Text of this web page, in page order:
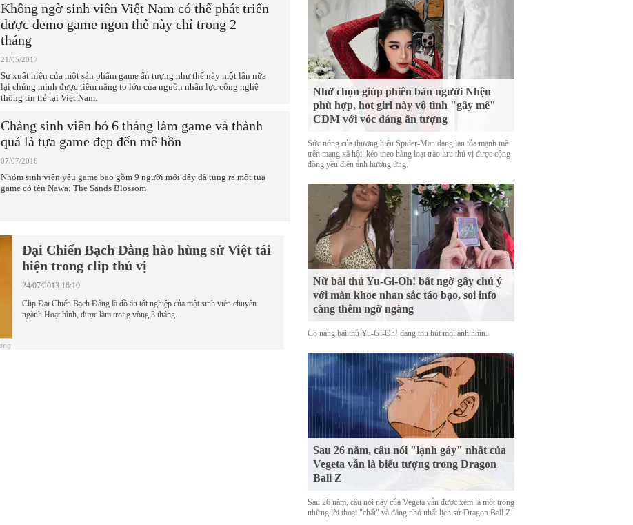
Không ngờ sinh viên Việt Nam có thể phát triển
được demo game ngon thế này chỉ trong 2
tháng
21/05/2017
Sự xuất hiện của một sản phẩm game ấn tượng như thế này một lần nữa
lại chứng minh được tiềm năng to lớn của nguồn nhân lực công nghệ
thông tin trẻ tại Việt Nam.
Chàng sinh viên bỏ 6 tháng làm game và thành
quả là tựa game đẹp đến mê hồn
07/07/2016
Nhóm sinh viên yêu game bao gồm 9 người mới đây đã tung ra một tựa
game có tên Nawa: The Sands Blossom
Đại Chiến Bạch Đằng hào hùng sử Việt tái
hiện trong clip thú vị
24/07/2013 16:10
Clip Đại Chiến Bạch Đằng là đồ án tốt nghiệp của một sinh viên chuyên
ngành Hoạt hình, được làm trong vòng 3 tháng.
Nhờ chọn giúp phiên bản người Nhện
phù hợp, hot girl này vô tình "gây mê"
CĐM với vóc dáng ấn tượng
Sức nóng của thương hiệu Spider-Man đang lan tỏa mạnh mẽ
trên mạng xã hội, kéo theo hàng loạt trào lưu thú vị được cộng
đồng yêu điện ảnh hưởng ứng.
Nữ bài thủ Yu-Gi-Oh! bất ngờ gây chú ý
với màn khoe nhan sắc táo bạo, soi info
càng thêm ngỡ ngàng
Cô nàng bài thủ Yu-Gi-Oh! đang thu hút mọi ánh nhìn.
Sau 26 năm, câu nói "lạnh gáy" nhất của
Vegeta vẫn là biểu tượng trong Dragon
Ball Z
Sau 26 năm, câu nói này của Vegeta vẫn được xem là một trong
những lời thoại "chất" và đáng nhớ nhất lịch sử Dragon Ball Z.